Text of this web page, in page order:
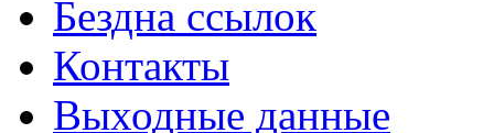
Бездна ссылок
Контакты
Выходные данные